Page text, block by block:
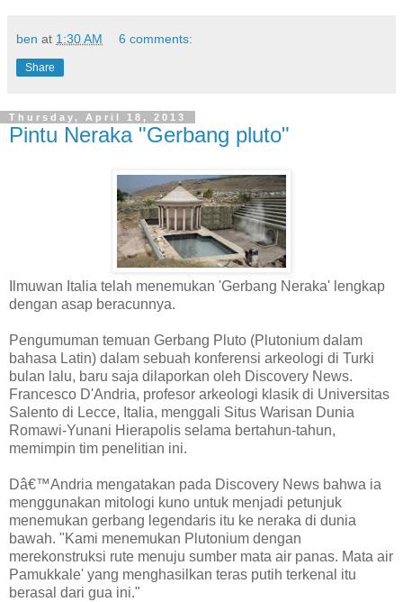
ben at 1:30 AM 6 comments:
Share
Thursday, April 18, 2013
Pintu Neraka "Gerbang pluto"
Ilmuwan Italia telah menemukan 'Gerbang Neraka' lengkap
dengan asap beracunnya.
Pengumuman temuan Gerbang Pluto (Plutonium dalam
bahasa Latin) dalam sebuah konferensi arkeologi di Turki
bulan lalu, baru saja dilaporkan oleh Discovery News.
Francesco D'Andria, profesor arkeologi klasik di Universitas
Salento di Lecce, Italia, menggali Situs Warisan Dunia
Romawi-Yunani Hierapolis selama bertahun-tahun,
memimpin tim penelitian ini.
Dâ€™Andria mengatakan pada Discovery News bahwa ia
menggunakan mitologi kuno untuk menjadi petunjuk
menemukan gerbang legendaris itu ke neraka di dunia
bawah. "Kami menemukan Plutonium dengan
merekonstruksi rute menuju sumber mata air panas. Mata air
Pamukkale' yang menghasilkan teras putih terkenal itu
berasal dari gua ini."